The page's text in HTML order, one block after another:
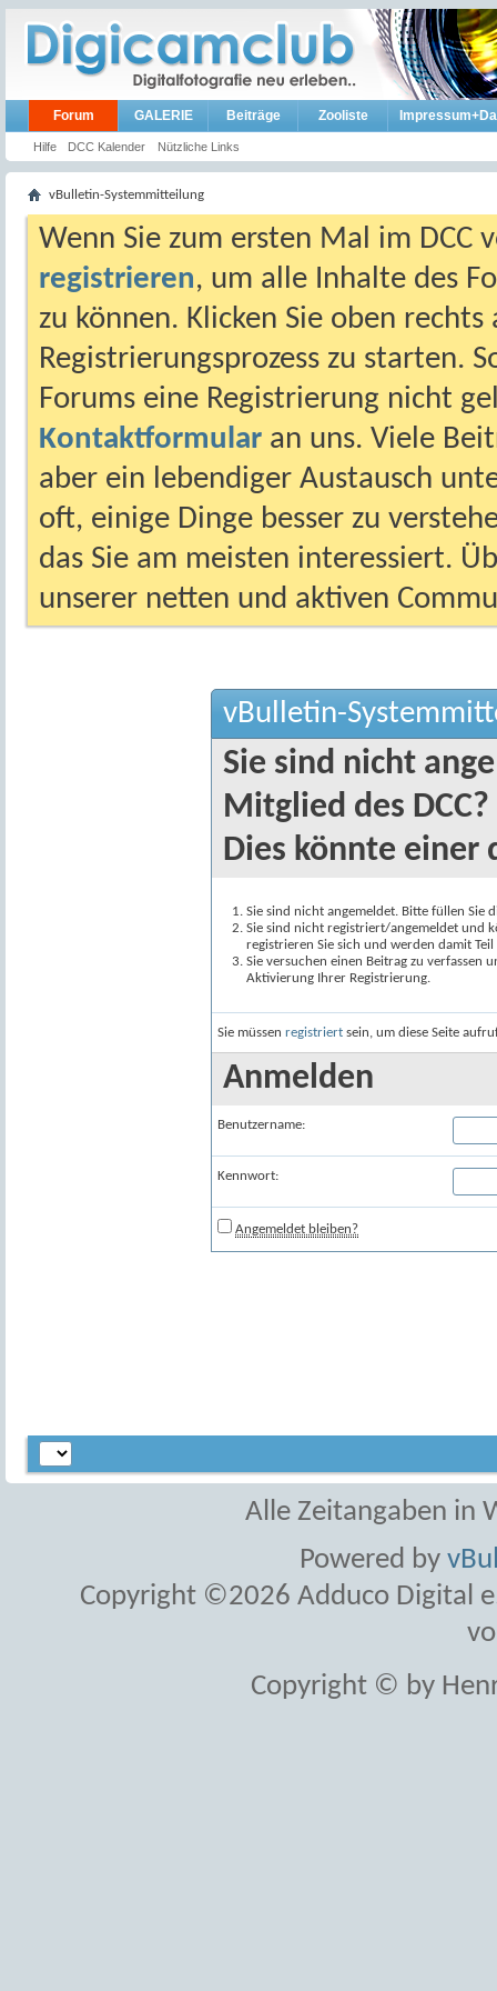
Forum
Hilfe DCC Kalender Nützliche Links
GALERIE Beiträge Zooliste
vBulletin-Systemmitteilung
Wenn Sie zum ersten Mal im DCC
registrieren, um alle Inhalte des
zu können. Klicken Sie oben
Registrierungsprozess zu starten.
Forums eine Registrierung nicht
Kontaktformular an uns. Viele
aber ein lebendiger Austausch
oft, einige Dinge besser zu
das Sie am meisten interessiert.
unserer netten und aktiven
vBulletin-
Sie sind nicht
Mitglied des DCC?
Dies könnte einer
Sie sind nicht angemeldet. Bitte füllen Sie
Sie sind nicht registriert/angemeldet und
registrieren Sie sich und werden damit
Sie versuchen einen Beitrag zu verfassen
Aktivierung Ihrer Registrierung.
Sie müssen registriert sein, um diese Seite
Anmelden
Benutzername:
Kennwort:
Angemeldet bleiben?
Alle Zeitangaben in
Powered by
Copyright ©2026 Adduco Digital
Copyright © by